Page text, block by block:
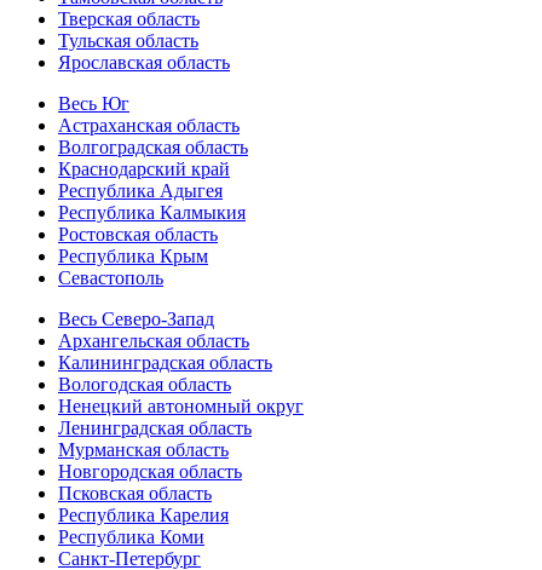
Тверская область
Тульская область
Ярославская область
Весь Юг
Астраханская область
Волгоградская область
Краснодарский край
Республика Адыгея
Республика Калмыкия
Ростовская область
Республика Крым
Севастополь
Весь Северо-Запад
Архангельская область
Калининградская область
Вологодская область
Ненецкий автономный округ
Ленинградская область
Мурманская область
Новгородская область
Псковская область
Республика Карелия
Республика Коми
Санкт-Петербург